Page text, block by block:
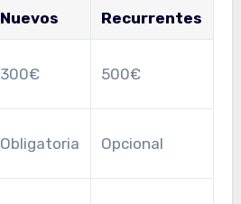
Nuevos Recurrentes
300€ 500€
Obligatoria Opcional